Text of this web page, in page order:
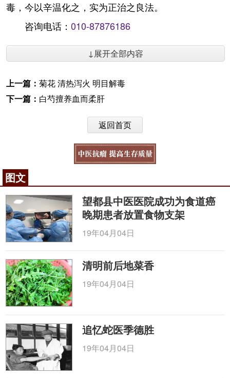
毒，今以辛温化之，实为正治之良法。
咨询电话： 010-87876186
↓展开全部内容
上一篇： 菊花 清热泻火 明目解毒
下一篇： 白芍擅养血而柔肝
返回首页
图文
望都县中医医院成功为食道癌
晚期患者放置食物支架
19年04月04日
清明前后地菜香
19年04月04日
追忆蛇医季德胜
19年04月04日